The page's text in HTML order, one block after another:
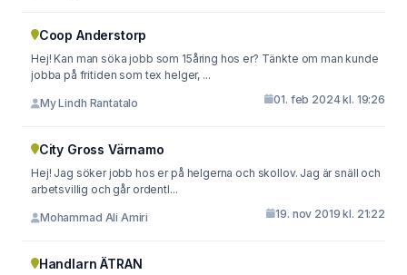
Coop Anderstorp
Hej! Kan man söka jobb som 15åring hos er? Tänkte om man kunde
jobba på fritiden som tex helger, ...
My Lindh Rantatalo 01. feb 2024 kl. 19:26
City Gross Värnamo
Hej! Jag söker jobb hos er på helgerna och skollov. Jag är snäll och
arbetsvillig och går ordentl...
Mohammad Ali Amiri 19. nov 2019 kl. 21:22
Handlarn ÄTRAN